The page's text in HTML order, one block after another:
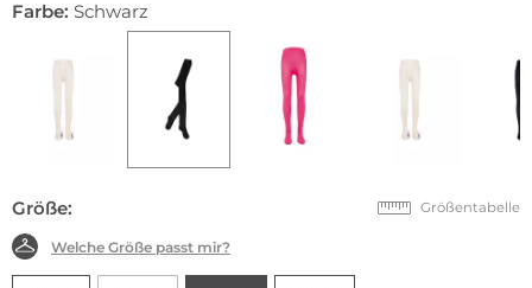
Farbe: Schwarz
Größe: Größentabelle
Welche Größe passt mir?